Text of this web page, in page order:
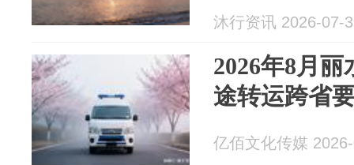
卫生间厨房
沐行资讯 2026-07-
2026年8月
途转运跨省
亿佰文化传媒